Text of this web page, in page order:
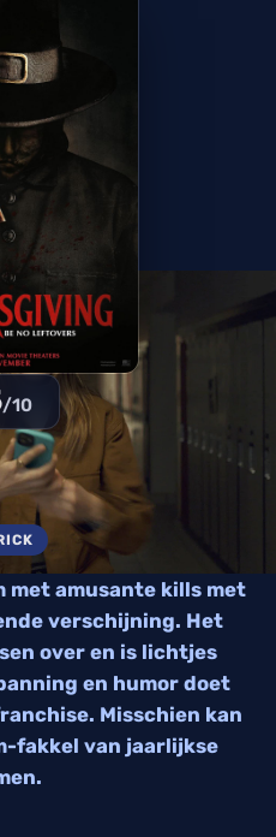
/10
met amusante kills met
verschijning. Het
over en is lichtjes
en humor doet
Misschien kan
fakkel van jaarlijkse